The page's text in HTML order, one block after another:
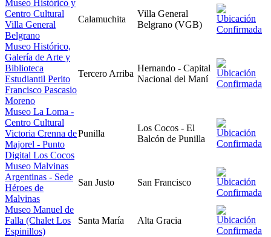
Museo Histórico y
Centro Cultural
Villa General
Belgrano
Calamuchita
Villa General
Belgrano (VGB)
Museo Histórico,
Galería de Arte y
Biblioteca
Estudiantil Perito
Francisco Pascasio
Moreno
Tercero Arriba
Hernando - Capital
Nacional del Maní
Museo La Loma -
Centro Cultural
Victoria Crenna de
Majorel - Punto
Digital Los Cocos
Punilla
Los Cocos - El
Balcón de Punilla
Museo Malvinas
Argentinas - Sede
Héroes de
Malvinas
San Justo San Francisco
Museo Manuel de
Falla (Chalet Los
Espinillos)
Santa María Alta Gracia